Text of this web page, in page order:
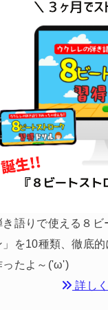
き語りで使える８ビ
」を10種類、徹底
ったよ～('ω')
詳し